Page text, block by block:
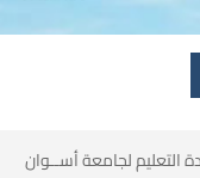
التعليم لجامعة أســوان